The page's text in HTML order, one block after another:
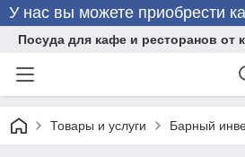
У нас вы можете приобрести
Посуда для кафе и ресторанов от
Товары и услуги Барный